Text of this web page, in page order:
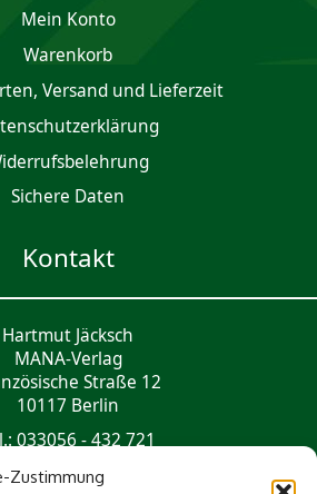
Zustimmung
Mein Konto
Waren­korb
Versand und Lieferzeit
Sichere Daten
Kontakt
Hartmut Jäcksch
MANA-Verlag
Straße 12
10117 Berlin
033056 - 432 721